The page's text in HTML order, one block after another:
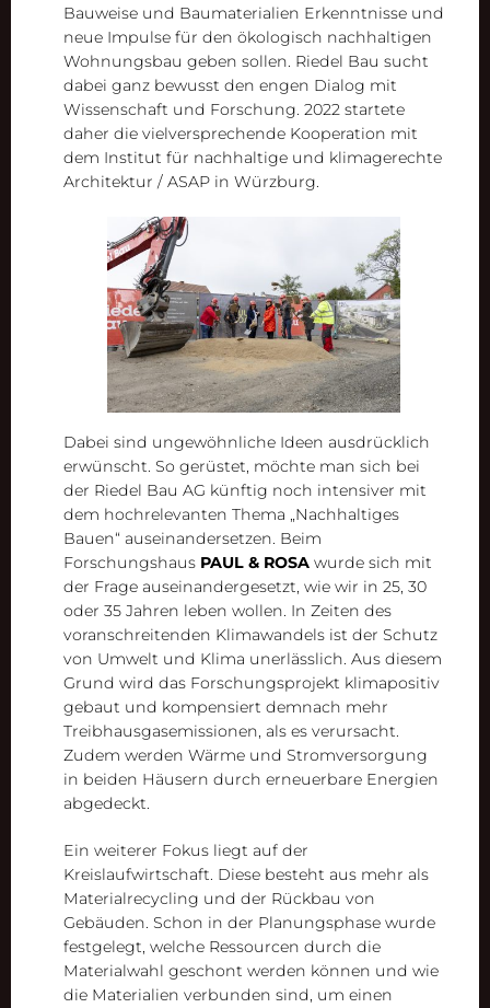
Bauweise und Baumaterialien Erkenntnisse und
neue Impulse für den ökologisch nachhaltigen
Wohnungsbau geben sollen. Riedel Bau sucht
dabei ganz bewusst den engen Dialog mit
Wissenschaft und Forschung. 2022 startete
daher die vielversprechende Kooperation mit
dem Institut für nachhaltige und klimagerechte
Architektur / ASAP in Würzburg.
Dabei sind ungewöhnliche Ideen ausdrücklich
erwünscht. So gerüstet, möchte man sich bei
der Riedel Bau AG künftig noch intensiver mit
dem hochrelevanten Thema „Nachhaltiges
Bauen“ auseinandersetzen. Beim
Forschungshaus PAUL & ROSA wurde sich mit
der Frage auseinandergesetzt, wie wir in 25, 30
oder 35 Jahren leben wollen. In Zeiten des
voranschreitenden Klimawandels ist der Schutz
von Umwelt und Klima unerlässlich. Aus diesem
Grund wird das Forschungsprojekt klimapositiv
gebaut und kompensiert demnach mehr
Treibhausgasemissionen, als es verursacht.
Zudem werden Wärme und Stromversorgung
in beiden Häusern durch erneuerbare Energien
abgedeckt.
Ein weiterer Fokus liegt auf der
Kreislaufwirtschaft. Diese besteht aus mehr als
Materialrecycling und der Rückbau von
Gebäuden. Schon in der Planungsphase wurde
festgelegt, welche Ressourcen durch die
Materialwahl geschont werden können und wie
die Materialien verbunden sind, um einen